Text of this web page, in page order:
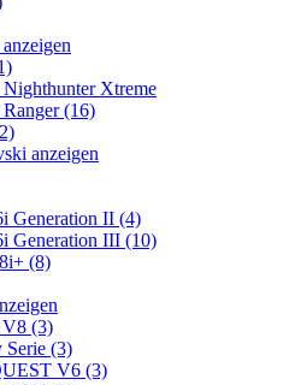
Nighthunter Xtreme
Ranger (16)
anzeigen
Generation II (4)
Generation III (10)
(8)
(3)
Serie (3)
V6 (3)